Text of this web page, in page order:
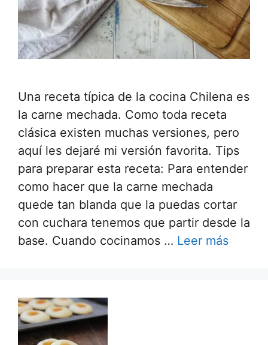
Una receta típica de la cocina Chilena es
la carne mechada. Como toda receta
clásica existen muchas versiones, pero
aquí les dejaré mi versión favorita. Tips
para preparar esta receta: Para entender
como hacer que la carne mechada
quede tan blanda que la puedas cortar
con cuchara tenemos que partir desde la
base. Cuando cocinamos … Leer más